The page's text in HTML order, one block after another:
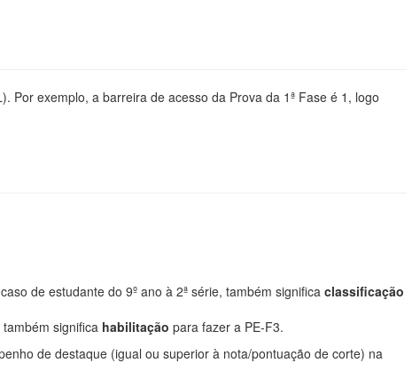
exemplo, a barreira de acesso da Prova da 1ª Fase é 1, logo
de estudante do 9º ano à 2ª série, também significaclassificação
significa habilitação para fazer a PE-F3.
de destaque (igual ou superior à nota/pontuação de corte) na